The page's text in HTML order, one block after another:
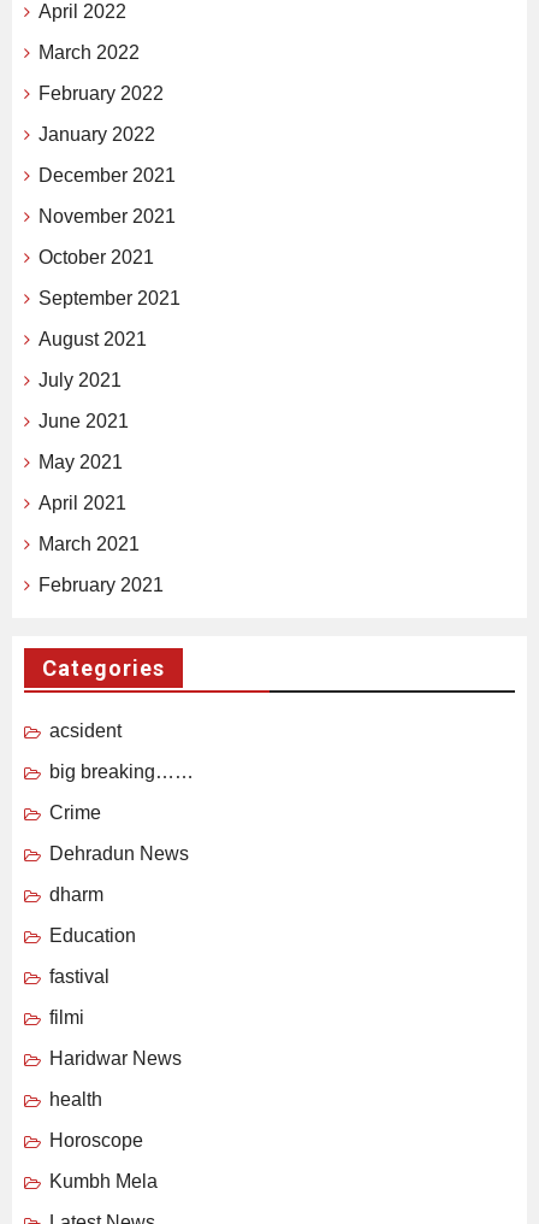
April 2022
March 2022
February 2022
January 2022
December 2021
November 2021
October 2021
September 2021
August 2021
July 2021
June 2021
May 2021
April 2021
March 2021
February 2021
Categories
acsident
big breaking……
Crime
Dehradun News
dharm
Education
fastival
filmi
Haridwar News
health
Horoscope
Kumbh Mela